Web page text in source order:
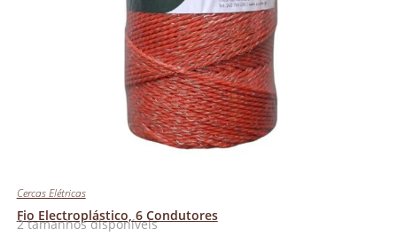
2 tamanhos disponíveis
Cercas Elétricas
Fio Electroplástico, 6 Condutores